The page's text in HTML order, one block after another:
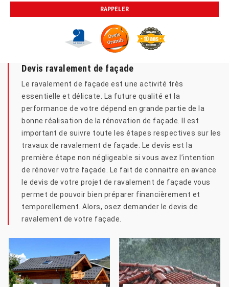
Devis ravalement de façade
Le ravalement de façade est une activité très
essentielle et délicate. La future qualité et la
performance de votre dépend en grande partie de la
bonne réalisation de la rénovation de façade. Il est
important de suivre toute les étapes respectives sur les
travaux de ravalement de façade. Le devis est la
première étape non négligeable si vous avez l’intention
de rénover votre façade. Le fait de connaitre en avance
le devis de votre projet de ravalement de façade vous
permet de pouvoir bien préparer financièrement et
temporellement. Alors, osez demander le devis de
ravalement de votre façade.